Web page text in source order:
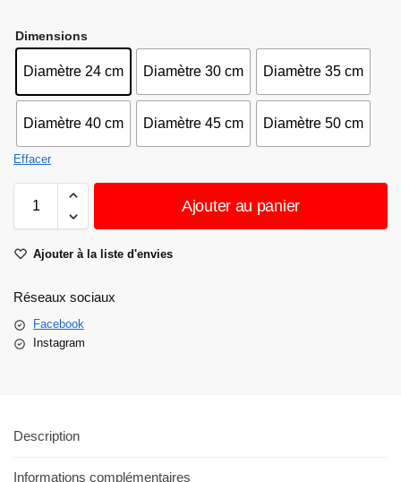
Dimensions
Diamètre 24 cm Diamètre 30 cm Diamètre 35 cm
Diamètre 40 cm Diamètre 45 cm Diamètre 50 cm
Effacer
Ajouter au panier
Ajouter à la liste d'envies
Réseaux sociaux
Facebook
Instagram
Description
Informations complémentaires